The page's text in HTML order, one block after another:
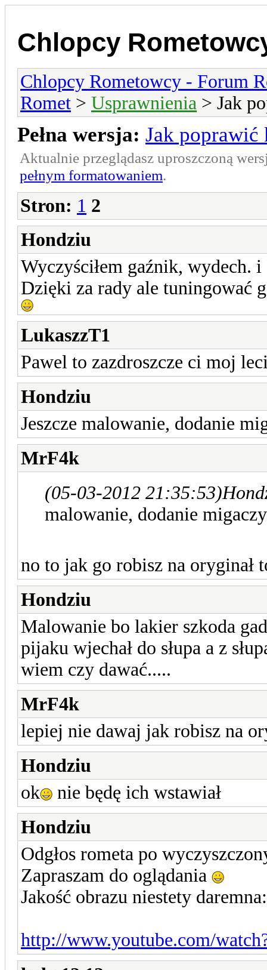
Chlopcy
Chlopcy Rometowcy - Forum
Romet > Usprawnienia > Jak
Pełna wersja: Jak poprawić
Aktualnie przeglądasz uproszczoną
pełnym formatowaniem.
Stron: 1 2
Hondziu
Wyczyściłem gaźnik, wydech.
Dzięki za rady ale tuningować
LukaszzT1
Pawel to zazdroszcze ci moj
Hondziu
Jeszcze malowanie, dodanie
MrF4k
(05-03-2012 21:35:53)
malowanie, dodanie
no to jak go robisz na oryginał
Hondziu
Malowanie bo lakier szkoda
pijaku wjechał do słupa a z
wiem czy dawać.....
MrF4k
lepiej nie dawaj jak robisz na
Hondziu
ok
nie będę ich wstawiał
Hondziu
Odgłos rometa po
Zapraszam do oglądania
Jakość obrazu niestety
http://www.youtube.com/